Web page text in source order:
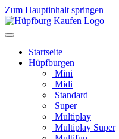
Zum Hauptinhalt springen
Startseite
Hüpfburgen
Mini
Midi
Standard
Super
Multiplay
Multiplay Super